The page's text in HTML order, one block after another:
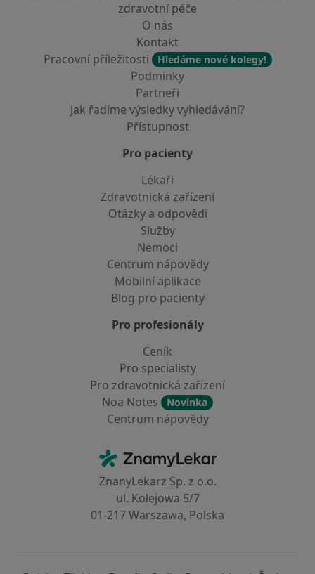
zdravotní péče
O nás
Kontakt
Pracovní příležitosti
Hledáme nové kolegy!
Podmínky
Partneři
Jak řadíme výsledky vyhledávání?
Přístupnost
Pro pacienty
Lékaři
Zdravotnická zařízení
Otázky a odpovědi
Služby
Nemoci
Centrum nápovědy
Mobilní aplikace
Blog pro pacienty
Pro profesionály
Ceník
Pro specialisty
Pro zdravotnická zařízení
Noa Notes
Novinka
Centrum nápovědy
ZnamyLekar - Hlavní stránka
ZnanyLekarz Sp. z o.o.
ul. Kolejowa 5/7
01-217 Warszawa, Polska